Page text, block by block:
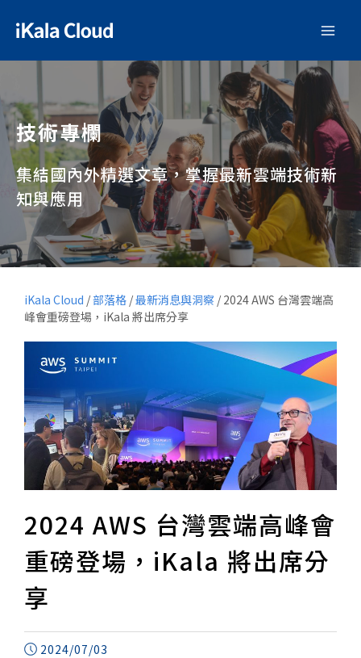
技術專欄
集結國內外精選文章，掌握最新雲端技術新
知與應用
iKala Cloud /部落格 /最新消息與洞察 / 2024 AWS 台灣雲端高
峰會重磅登場，iKala 將出席分享
2024 AWS 台灣雲端高峰會
重磅登場，iKala 將出席分
享
2024/07/03